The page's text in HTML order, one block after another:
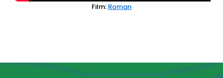
Film: Roman